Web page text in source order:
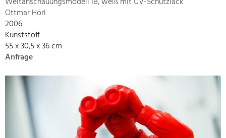
Ottmar Hörl
2006
Kunststoff
55 x 30,5 x 36 cm
Anfrage